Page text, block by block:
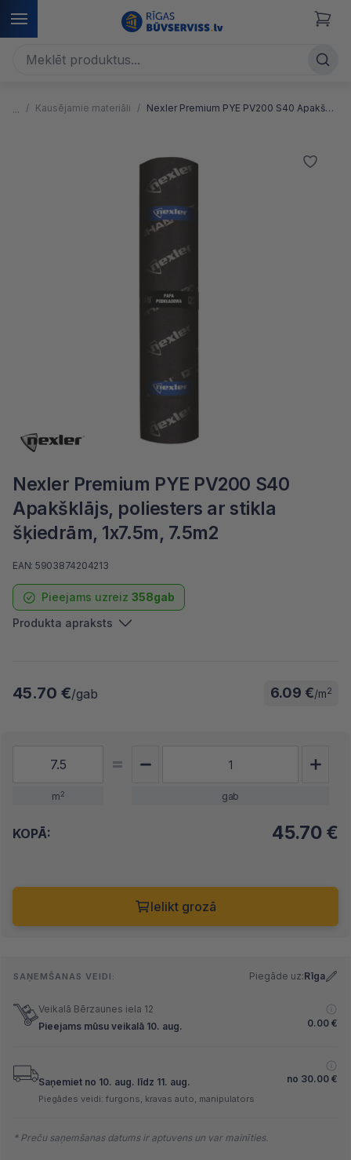
Kausējamie materiāli Nexler Premium PYE PV200 S40 Apakšklājs, poliesters ar stikla šķiedrām
Nexler Premium PYE PV200 S40
Apakšklājs, poliesters ar stikla
šķiedrām, 1x7.5m, 7.5m2
Pieejams uzreiz 358gab
EAN: 5903874204213
Produkta apraksts
45.70 €/gab 6.09 €/m2
m2 gab
KOPĀ: 45.70 €
Ielikt grozā
SAŅEMŠANAS VEIDI: Piegāde uz:Rīga
Veikalā Bērzaunes iela 12
Pieejams mūsu veikalā 10. aug.
0.00 €
Saņemiet no 10. aug. līdz 11. aug. no 30.00 €
Piegādes veidi: furgons, kravas auto, manipulators
* Preču saņemšanas datums ir aptuvens un var mainīties.